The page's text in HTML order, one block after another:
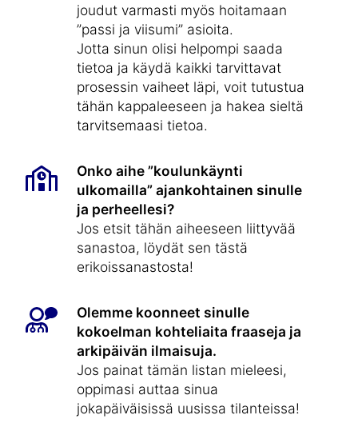
joudut varmasti myös hoitamaan
”passi ja viisumi” asioita.
Jotta sinun olisi helpompi saada
tietoa ja käydä kaikki tarvittavat
prosessin vaiheet läpi, voit tutustua
tähän kappaleeseen ja hakea sieltä
tarvitsemaasi tietoa.
Onko aihe ”koulunkäynti
ulkomailla” ajankohtainen sinulle
ja perheellesi?
Jos etsit tähän aiheeseen liittyvää
sanastoa, löydät sen tästä
erikoissanastosta!
Olemme koonneet sinulle
kokoelman kohteliaita fraaseja ja
arkipäivän ilmaisuja.
Jos painat tämän listan mieleesi,
oppimasi auttaa sinua
jokapäiväisissä uusissa tilanteissa!